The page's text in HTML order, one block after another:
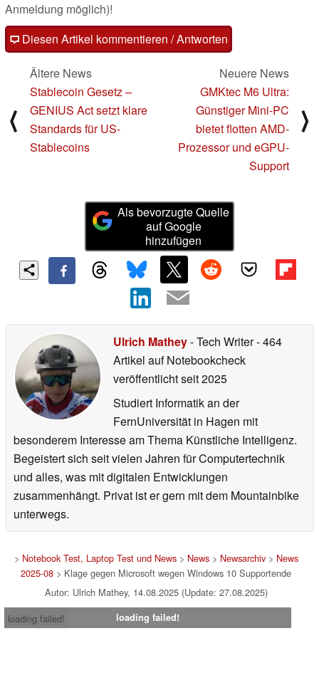
Anmeldung möglich)!
Diesen Artikel kommentieren / Antworten
⟨
Ältere News
Stablecoin Gesetz –
GENIUS Act setzt klare
Standards für US-
Stablecoins
Neuere News
GMKtec M6 Ultra:
Günstiger Mini-PC
bietet flotten AMD-
Prozessor und eGPU-
Support
⟩
Als bevorzugte Quelle
auf Google
hinzufügen
Ulrich Mathey- Tech Writer- 464
Artikel auf Notebookcheck
veröffentlichtseit 2025
Studiert Informatik an der
FernUniversität in Hagen mit
besonderem Interesse am Thema Künstliche Intelligenz.
Begeistert sich seit vielen Jahren für Computertechnik
und alles, was mit digitalen Entwicklungen
zusammenhängt. Privat ist er gern mit dem Mountainbike
unterwegs.
> Notebook Test, Laptop Test und News> News> Newsarchiv> News
2025-08 > Klage gegen Microsoft wegen Windows 10 Supportende
Autor: Ulrich Mathey, 14.08.2025 (Update: 27.08.2025)
loading failed!
loading failed!